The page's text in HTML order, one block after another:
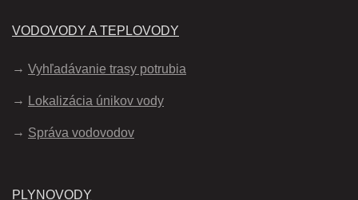
VODOVODY A TEPLOVODY
Vyhľadávanie trasy potrubia
Lokalizácia únikov vody
Správa vodovodov
PLYNOVODY